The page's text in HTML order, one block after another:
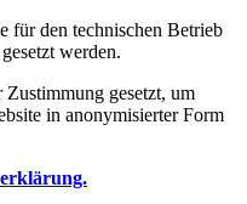
für den technischen Betrieb
werden.
gesetzt, um
in anonymisierter Form